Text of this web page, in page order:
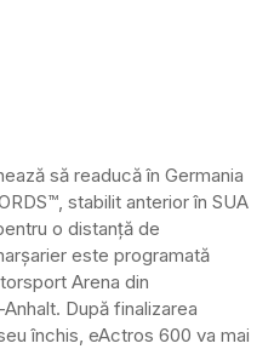
să readucă în Germania
stabilit anterior în SUA
o distanță de
este programată
Arena din
După finalizarea
închis, eActros 600 va mai